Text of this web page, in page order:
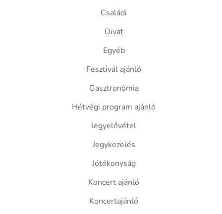
Családi
Divat
Egyéb
Fesztivál ajánló
Gasztronómia
Hétvégi program ajánló
Jegyelővétel
Jegykezelés
Jótékonyság
Koncert ajánló
Koncertajánló